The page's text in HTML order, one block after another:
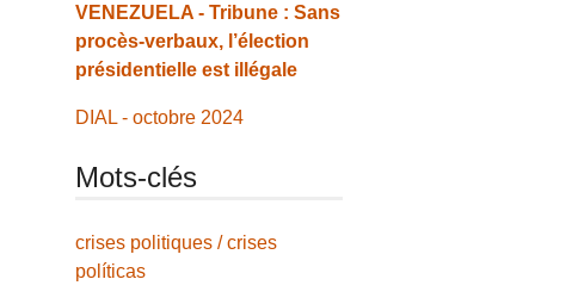
VENEZUELA - Tribune : Sans
procès-verbaux, l’élection
présidentielle est illégale
DIAL - octobre 2024
Mots-clés
crises politiques / crises
políticas